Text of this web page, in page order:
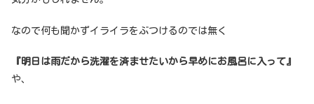
なので何も聞かずイライラをぶつけるのでは無く
『明日は雨だから洗濯を済ませたいから早めにお風呂に入って』
や、